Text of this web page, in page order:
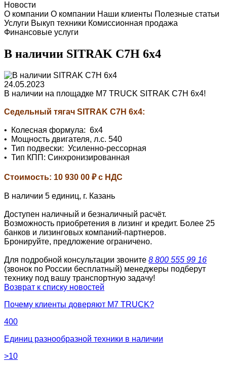
Новости
О компании О компании Наши клиенты Полезные статьи
Услуги Выкуп техники Комиссионная продажа
Финансовые услуги
В наличии SITRAK C7H 6x4
24.05.2023
В наличии на площадке M7 TRUCK SITRAK C7H 6x4!
Седельный тягач SITRAK C7H 6x4:
• Колесная формула: 6х4
• Мощность двигателя, л.с. 540
• Тип подвески: Усиленно-рессорная
• Тип КПП: Синхронизированная
Cтоимость: 10 930 00 ₽ c НДС
В наличии 5 единиц, г. Казань
Доступен наличный и безналичный расчёт.
Возможность приобретения в лизинг и кредит. Более 25
банков и лизинговых компаний-партнеров.
Бронируйте, предложение ограничено.
Для подробной консультации звоните 8 800 555 99 16
(звонок по России бесплатный) менеджеры подберут
технику под вашу транспортную задачу!
Возврат к списку новостей
Почему клиенты доверяют М7 TRUCK?
400
Единиц разнообразной техники в наличии
>10